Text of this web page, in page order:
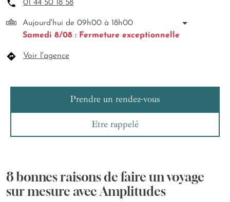
01 44 50 18 58
Aujourd'hui de 09h00 à 18h00
Samedi 8/08 : Fermeture exceptionnelle
Voir l'agence
Prendre un rendez-vous
Etre rappelé
8 bonnes raisons de faire un voyage
sur mesure avec Amplitudes